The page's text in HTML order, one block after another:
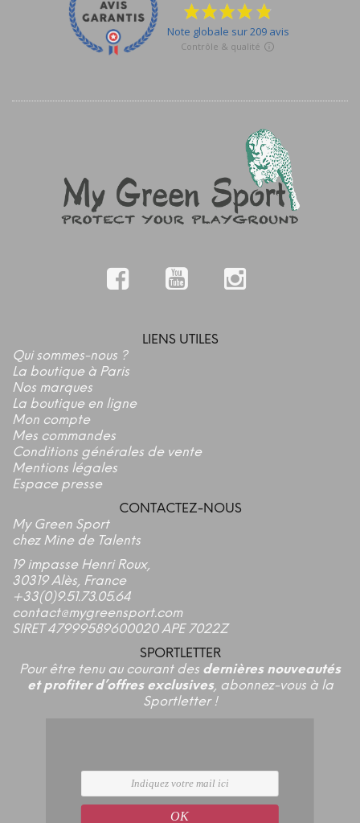
LIENS UTILES
Qui sommes-nous ?
La boutique à Paris
Nos marques
La boutique en ligne
Mon compte
Mes commandes
Conditions générales de vente
Mentions légales
Espace presse
CONTACTEZ-NOUS
My Green Sport
chez Mine de Talents
19 impasse Henri Roux,
30319 Alès, France
+33(0)9.51.73.05.64
contact@mygreensport.com
SIRET 47999589600020 APE 7022Z
SPORTLETTER
Pour être tenu au courant des dernières nouveautés
et profiter d’offres exclusives, abonnez-vous à la
Sportletter !
OK